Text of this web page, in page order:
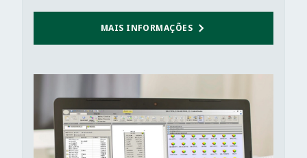
MAIS INFORMAÇÕES